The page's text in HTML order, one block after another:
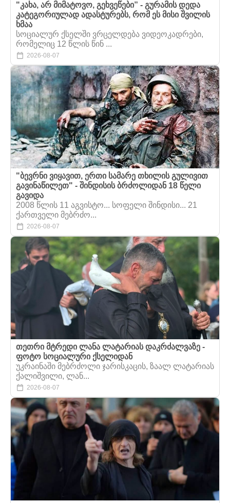
"კახა, არ მიმატოვო, გეხვეწები” - გურამის დედა
კატეგორიულად ადასტურებს, რომ ეს მისი შვილის
ხმაა
სოციალურ ქსელში ვრცელდება ვიდეოკადრები,
რომელიც 12 წლის წინ ...
2026-08-07
"ბევრნი ვიყავით, ერთი სამარე თხილის გულივით
გავინაწილეთ" - შინდისის ბრძოლიდან 18 წელი
გავიდა
2008 წლის 11 აგვისტო... სოფელი შინდისი... 21
ქართველი მებრძო...
2026-08-07
თეთრი მტრედი ლანა ლატარიას დაკრძალვაზე -
ფოტო სოციალური ქსელიდან
უკრაინაში მებრძოლი ჯარისკაცის, ზაალ ლატარიას
ქალიშვილი, ლან...
2026-08-07